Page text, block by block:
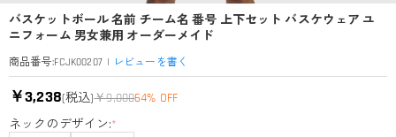
バスケットボール 名前 チーム名 番号 上下セット バスケウェア ユ
ニフォーム 男女兼用 オーダーメイド
商品番号:FCJK00207 | レビューを書く
￥3,238(税込)￥9,00064% OFF
ネックのデザイン:*